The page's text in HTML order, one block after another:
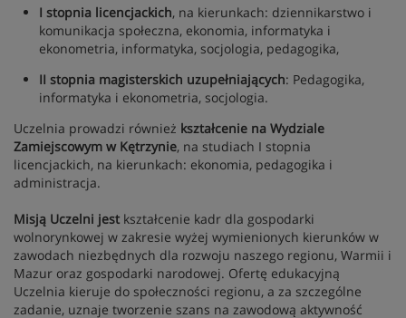
I stopnia licencjackich, na kierunkach: dziennikarstwo i
komunikacja społeczna, ekonomia, informatyka i
ekonometria, informatyka, socjologia, pedagogika,
II stopnia magisterskich uzupełniających: Pedagogika,
informatyka i ekonometria, socjologia.
Uczelnia prowadzi również kształcenie na Wydziale
Zamiejscowym w Kętrzynie, na studiach I stopnia
licencjackich, na kierunkach: ekonomia, pedagogika i
administracja.
Misją Uczelni jest kształcenie kadr dla gospodarki
wolnorynkowej w zakresie wyżej wymienionych kierunków w
zawodach niezbędnych dla rozwoju naszego regionu, Warmii i
Mazur oraz gospodarki narodowej. Ofertę edukacyjną
Uczelnia kieruje do społeczności regionu, a za szczególne
zadanie, uznaje tworzenie szans na zawodową aktywność